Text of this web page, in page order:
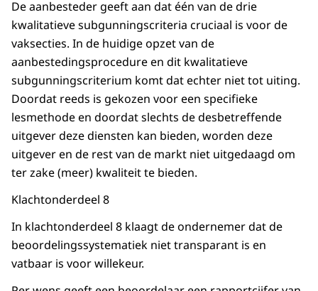
De aanbesteder geeft aan dat één van de drie
kwalitatieve subgunningscriteria cruciaal is voor de
vaksecties. In de huidige opzet van de
aanbestedingsprocedure en dit kwalitatieve
subgunningscriterium komt dat echter niet tot uiting.
Doordat reeds is gekozen voor een specifieke
lesmethode en doordat slechts de desbetreffende
uitgever deze diensten kan bieden, worden deze
uitgever en de rest van de markt niet uitgedaagd om
ter zake (meer) kwaliteit te bieden.
Klachtonderdeel 8
In klachtonderdeel 8 klaagt de ondernemer dat de
beoordelingssystematiek niet transparant is en
vatbaar is voor willekeur.